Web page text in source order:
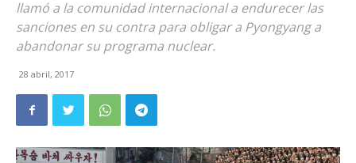
llamó a la comunidad internacional a endurecer las
sanciones en su contra para obligar a Pyongyang a
abandonar su programa nuclear.
28 abril, 2017